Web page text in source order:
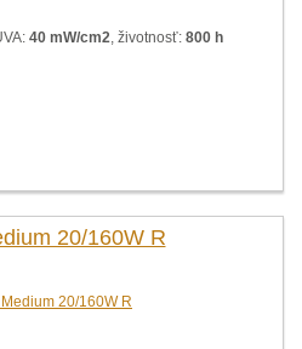
40 mW/cm2, životnosť: 800 h
20/160W R